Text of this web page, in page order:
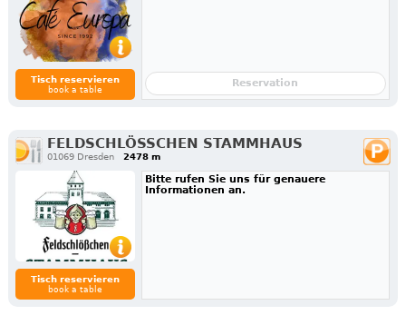
Tisch reservieren
book a table
Reservation
FELDSCHLÖSSCHEN STAMMHAUS
01069 Dresden 2478 m
Tisch reservieren
book a table
Bitte rufen Sie uns für genauere
Informationen an.